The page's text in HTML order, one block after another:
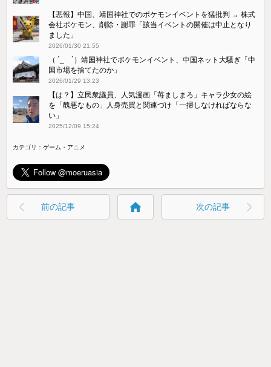
【悲報】中国、靖国神社でのポケモンイベントを猛批判 → 株式
会社ポケモン、削除・謝罪「該当イベントの開催は中止となり
ました」
2026/01/30 21:55
（ ´_ゝ`）靖国神社でポケモンイベント、中国ネット大騒ぎ「中
国市場を捨てたのか」
2026/01/29 13:23
【は？】立民衆議員、人気漫画「苺ましまろ」キャラ少女の絵
を「醜悪なもの」人身売買と関連づけ「一掃しなければならな
い」
2025/12/09 15:24
カテゴリ：ゲーム・アニメ
前の記事 home 次の記事